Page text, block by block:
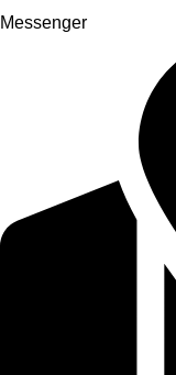
Messenger